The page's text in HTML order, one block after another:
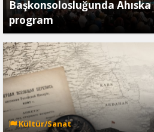
Başkonsolosluğunda
program
Kültür/Sanat